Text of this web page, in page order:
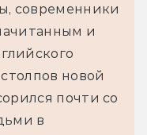
современники
и
новой
почти со
в